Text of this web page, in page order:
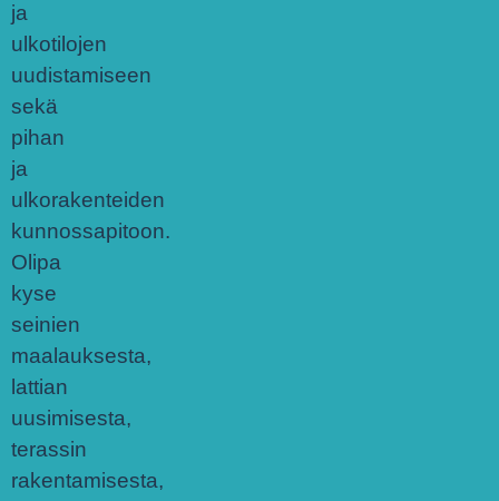
ja
ulkotilojen
uudistamiseen
sekä
pihan
ja
ulkorakenteiden
kunnossapitoon.
Olipa
kyse
seinien
maalauksesta,
lattian
uusimisesta,
terassin
rakentamisesta,